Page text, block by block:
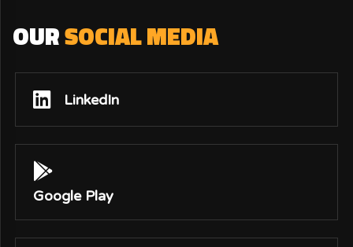
OURSOCIAL MEDIA
LinkedIn
Google Play